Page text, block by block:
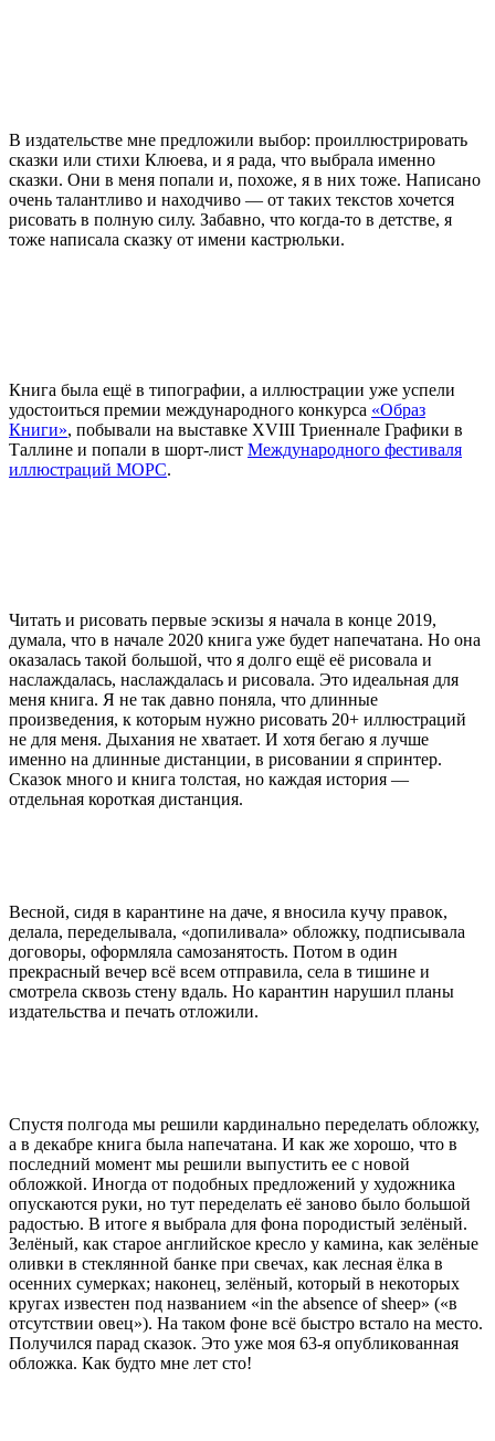
В издательстве мне предложили выбор: проиллюстрировать
сказки или стихи Клюева, и я рада, что выбрала именно
сказки. Они в меня попали и, похоже, я в них тоже. Написано
очень талантливо и находчиво — от таких текстов хочется
рисовать в полную силу. Забавно, что когда-то в детстве, я
тоже написала сказку от имени кастрюльки.
Книга была ещё в типографии, а иллюстрации уже успели
удостоиться премии международного конкурса «Образ
Книги», побывали на выставке XVIII Триеннале Графики в
Таллине и попали в шорт-лист Международного фестиваля
иллюстраций МОРС.
Читать и рисовать первые эскизы я начала в конце 2019,
думала, что в начале 2020 книга уже будет напечатана. Но она
оказалась такой большой, что я долго ещё её рисовала и
наслаждалась, наслаждалась и рисовала. Это идеальная для
меня книга. Я не так давно поняла, что длинные
произведения, к которым нужно рисовать 20+ иллюстраций
не для меня. Дыхания не хватает. И хотя бегаю я лучше
именно на длинные дистанции, в рисовании я спринтер.
Сказок много и книга толстая, но каждая история —
отдельная короткая дистанция.
Весной, сидя в карантине на даче, я вносила кучу правок,
делала, переделывала, «допиливала» обложку, подписывала
договоры, оформляла самозанятость. Потом в один
прекрасный вечер всё всем отправила, села в тишине и
смотрела сквозь стену вдаль. Но карантин нарушил планы
издательства и печать отложили.
Спустя полгода мы решили кардинально переделать обложку,
а в декабре книга была напечатана. И как же хорошо, что в
последний момент мы решили выпустить ее с новой
обложкой. Иногда от подобных предложений у художника
опускаются руки, но тут переделать её заново было большой
радостью. В итоге я выбрала для фона породистый зелёный.
Зелёный, как старое английское кресло у камина, как зелёные
оливки в стеклянной банке при свечах, как лесная ёлка в
осенних сумерках; наконец, зелёный, который в некоторых
кругах известен под названием «in the absence of sheep» («в
отсутствии овец»). На таком фоне всё быстро встало на место.
Получился парад сказок. Это уже моя 63-я опубликованная
обложка. Как будто мне лет сто!